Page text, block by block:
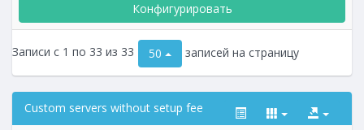
Конфигурировать
Записи с 1 по 33 из 33 50 записей на страницу
Custom servers without setup fee